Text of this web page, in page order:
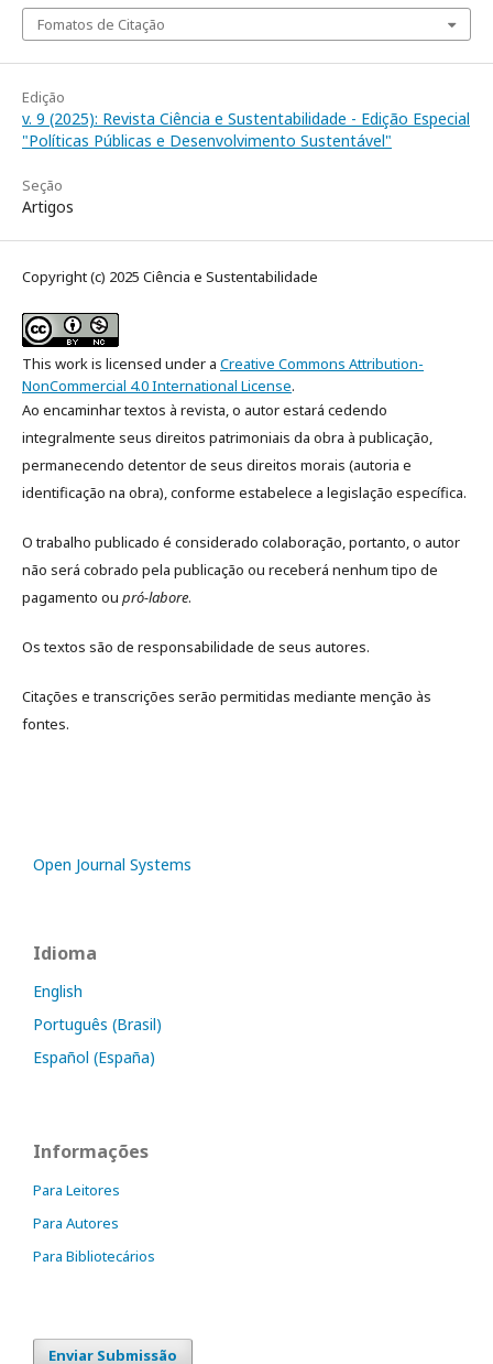
Fomatos de Citação
Edição
v. 9 (2025): Revista Ciência e Sustentabilidade - Edição Especial
"Políticas Públicas e Desenvolvimento Sustentável"
Seção
Artigos
Copyright (c) 2025 Ciência e Sustentabilidade
This work is licensed under a Creative Commons Attribution-
NonCommercial 4.0 International License.
Ao encaminhar textos à revista, o autor estará cedendo
integralmente seus direitos patrimoniais da obra à publicação,
permanecendo detentor de seus direitos morais (autoria e
identificação na obra), conforme estabelece a legislação especí­fica.
O trabalho publicado é considerado colaboração, portanto, o autor
não será cobrado pela publicação ou receberá nenhum tipo de
pagamento ou pró-labore.
Os textos são de responsabilidade de seus autores.
Citações e transcrições serão permitidas mediante menção às
fontes.
Open Journal Systems
Idioma
English
Português (Brasil)
Español (España)
Informações
Para Leitores
Para Autores
Para Bibliotecários
Enviar Submissão